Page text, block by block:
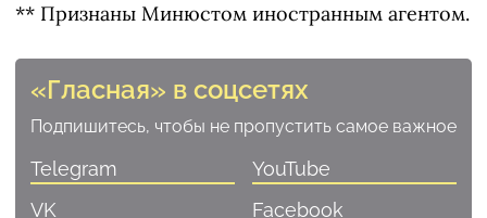
** Признаны Минюстом иностранным агентом.
«Гласная» в соцсетях
Подпишитесь, чтобы не пропустить самое важное
Telegram
YouTube
VK
Facebook